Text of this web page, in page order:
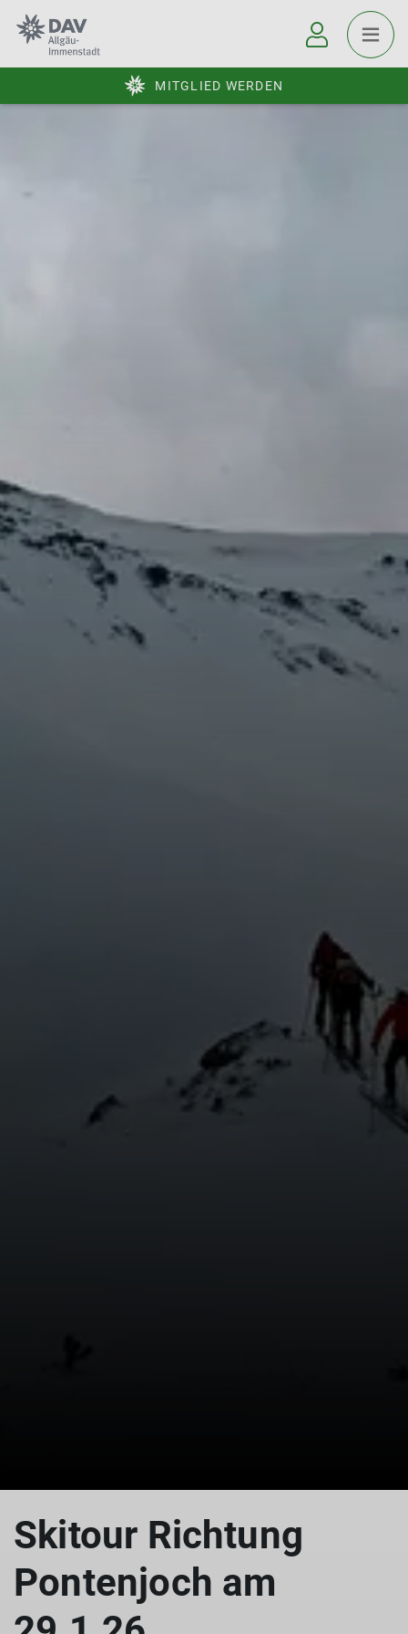
MITGLIED WERDEN
Skitour Richtung
Pontenjoch am